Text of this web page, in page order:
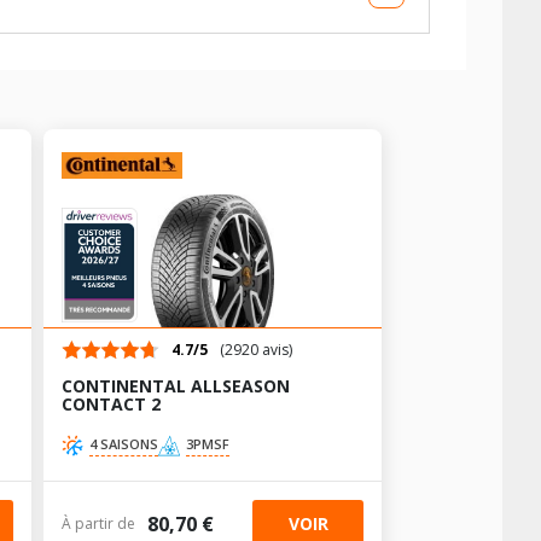
AV chargé AR chargé
- -
AV chargé AR chargé
-
-
4.7/5 (2920 avis)
CONTINENTAL ALLSEASON
CONTACT 2
4 SAISONS 3PMSF
À partir de 80,70 € VOIR